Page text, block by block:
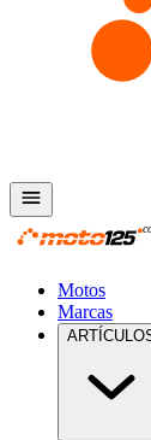
Motos
Marcas